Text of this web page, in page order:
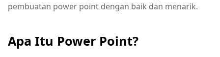
pembuatan power point dengan baik dan menarik.
Apa Itu Power Point?